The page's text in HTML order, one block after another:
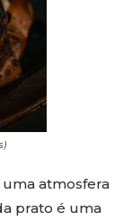
uma atmosfera
prato é uma